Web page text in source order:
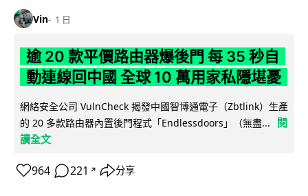
Vin 1 日
逾 20 款平價路由器爆後門 每 35 秒自
動連線回中國 全球 10 萬用家私隱堪憂
網絡安全公司 VulnCheck 揭發中國智博通電子（Zbtlink）生產
的 20 多款路由器內置後門程式「Endlessdoors」（無盡...
閱
讀全文
964 221 ↗ 分享